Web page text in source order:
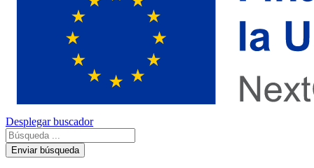
Desplegar buscador
Enviar búsqueda